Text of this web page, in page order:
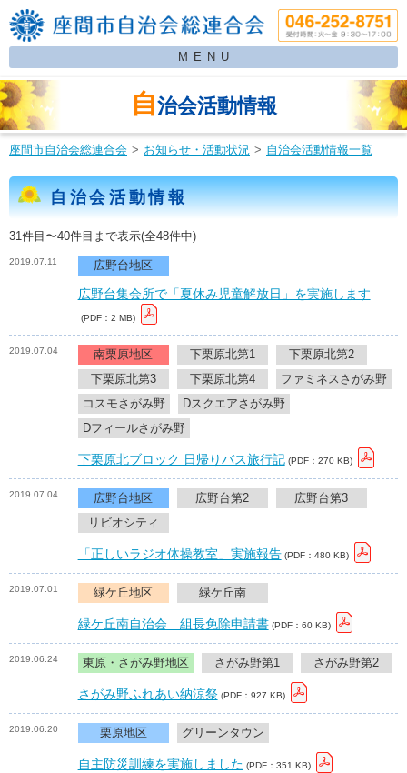
MENU
自治会活動情報
座間市自治会総連合会 お知らせ・活動状況 自治会活動情報一覧
自治会活動情報
31件目〜40件目まで表示(全48件中)
2019.07.11 広野台地区
広野台集会所で「夏休み児童解放日」を実施します
(PDF：2 MB)
2019.07.04 南栗原地区 下栗原北第1
下栗原北第2
下栗原北第3
下栗原北第4
ファミネスさがみ野
コスモさがみ野
Dスクエアさがみ野
Dフィールさがみ野
下栗原北ブロック 日帰りバス旅行記 (PDF：270 KB)
2019.07.04 広野台地区 広野台第2
広野台第3
リビオシティ
「正しいラジオ体操教室」実施報告 (PDF：480 KB)
2019.07.01 緑ケ丘地区 緑ケ丘南
緑ケ丘南自治会 組長免除申請書 (PDF：60 KB)
2019.06.24 東原・さがみ野地区 さがみ野第1 さがみ野第2
さがみ野ふれあい納涼祭 (PDF：927 KB)
2019.06.20 栗原地区 グリーンタウン
自主防災訓練を実施しました (PDF：351 KB)